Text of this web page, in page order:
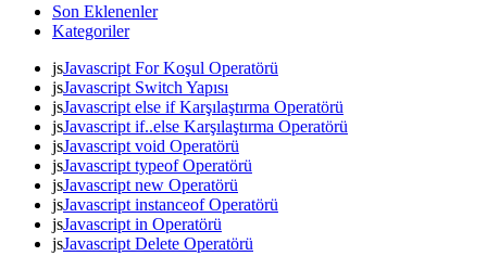
Son Eklenenler
Kategoriler
jsJavascript For Koşul Operatörü
jsJavascript Switch Yapısı
jsJavascript else if Karşılaştırma Operatörü
jsJavascript if..else Karşılaştırma Operatörü
jsJavascript void Operatörü
jsJavascript typeof Operatörü
jsJavascript new Operatörü
jsJavascript instanceof Operatörü
jsJavascript in Operatörü
jsJavascript Delete Operatörü